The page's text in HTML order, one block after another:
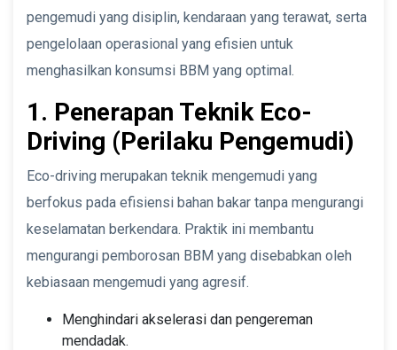
pengemudi yang disiplin, kendaraan yang terawat, serta
pengelolaan operasional yang efisien untuk
menghasilkan konsumsi BBM yang optimal.
1. Penerapan Teknik Eco-
Driving (Perilaku Pengemudi)
Eco-driving merupakan teknik mengemudi yang
berfokus pada efisiensi bahan bakar tanpa mengurangi
keselamatan berkendara. Praktik ini membantu
mengurangi pemborosan BBM yang disebabkan oleh
kebiasaan mengemudi yang agresif.
Menghindari akselerasi dan pengereman
mendadak.